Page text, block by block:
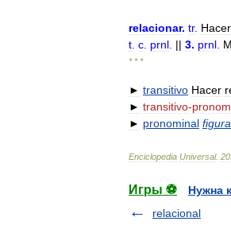
relacionar. tr. Hacer
t c prnl || 3. prnl
* * *
► transitivo Hacer
► transitivo-
► pronominal
Enciclopedia Universal.
Игры ⚽
Нужна
relacional